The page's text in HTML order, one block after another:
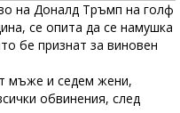
на Доналд Тръмп на голф
се опита да се намушка
бе признат за виновен
мъже и седем жени,
обвинения, след